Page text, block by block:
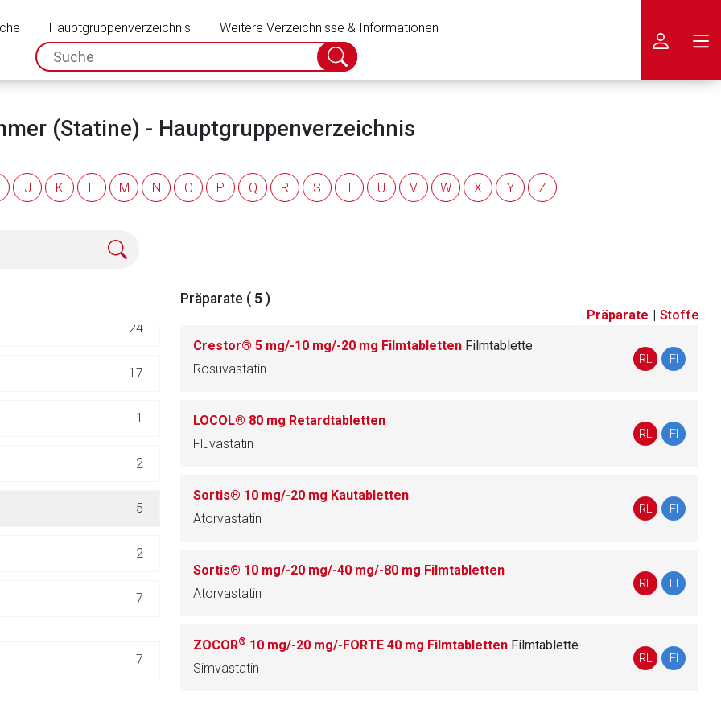
Hauptgruppenverzeichnis
Weitere Verzeichnisse & Informationen
spc.search.input.placeholder
Suche
abschicken
(Statine) - Hauptgruppenverzeichnis
J K L M N O P Q R S T U V W X Y Z
24
17
1
2
5
2
7
7
Präparate ( 5 )
Präparate | Stoffe
Crestor® 5 mg/-10 mg/-20 mg Filmtabletten Filmtablette
Rosuvastatin
RL FI
LOCOL® 80 mg Retardtabletten
Fluvastatin
RL FI
Sortis® 10 mg/-20 mg Kautabletten
Atorvastatin
RL FI
Sortis® 10 mg/-20 mg/-40 mg/-80 mg Filmtabletten
Atorvastatin
RL FI
ZOCOR® 10 mg/-20 mg/-FORTE 40 mg Filmtabletten Film­ta­blet­te
Simvastatin
RL FI
Ebenso gelten dort ggf. andere Datenschutzbestimmungen.
Zurück zur rote-liste.de